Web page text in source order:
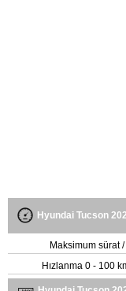
Hyundai Tucson
Maksimum sürat /
Hızlanma 0 - 100